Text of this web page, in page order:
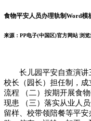
食物平安人员办理轨制Word模
来源：PP电子(中国区)官方网站 浏览
长儿园平安自查演讲
校长（园长）担任制，
流程 （二）按期开展食
现患 （三）落实从业人
留样、校带领陪餐等平